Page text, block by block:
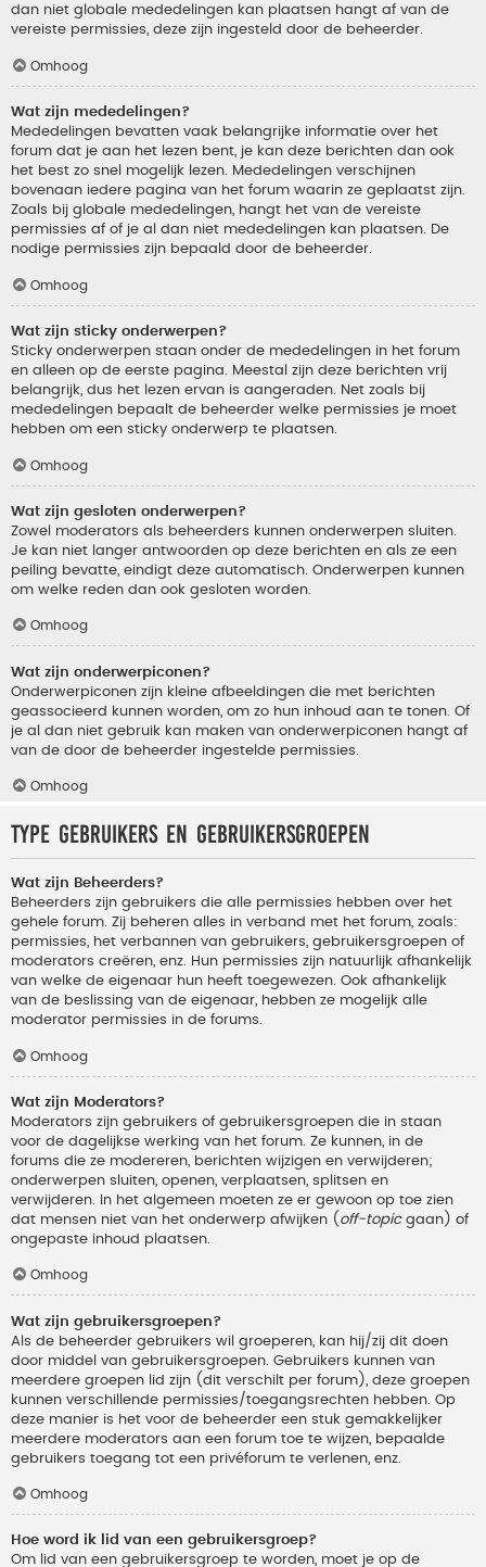
dan niet globale mededelingen kan plaatsen hangt af van de
vereiste permissies, deze zijn ingesteld door de beheerder.
Omhoog
Wat zijn mededelingen?
Mededelingen bevatten vaak belangrijke informatie over het
forum dat je aan het lezen bent, je kan deze berichten dan ook
het best zo snel mogelijk lezen. Mededelingen verschijnen
bovenaan iedere pagina van het forum waarin ze geplaatst zijn.
Zoals bij globale mededelingen, hangt het van de vereiste
permissies af of je al dan niet mededelingen kan plaatsen. De
nodige permissies zijn bepaald door de beheerder.
Omhoog
Wat zijn sticky onderwerpen?
Sticky onderwerpen staan onder de mededelingen in het forum
en alleen op de eerste pagina. Meestal zijn deze berichten vrij
belangrijk, dus het lezen ervan is aangeraden. Net zoals bij
mededelingen bepaalt de beheerder welke permissies je moet
hebben om een sticky onderwerp te plaatsen.
Omhoog
Wat zijn gesloten onderwerpen?
Zowel moderators als beheerders kunnen onderwerpen sluiten.
Je kan niet langer antwoorden op deze berichten en als ze een
peiling bevatte, eindigt deze automatisch. Onderwerpen kunnen
om welke reden dan ook gesloten worden.
Omhoog
Wat zijn onderwerpiconen?
Onderwerpiconen zijn kleine afbeeldingen die met berichten
geassocieerd kunnen worden, om zo hun inhoud aan te tonen. Of
je al dan niet gebruik kan maken van onderwerpiconen hangt af
van de door de beheerder ingestelde permissies.
Omhoog
Type gebruikers en gebruikersgroepen
Wat zijn Beheerders?
Beheerders zijn gebruikers die alle permissies hebben over het
gehele forum. Zij beheren alles in verband met het forum, zoals:
permissies, het verbannen van gebruikers, gebruikersgroepen of
moderators creëren, enz. Hun permissies zijn natuurlijk afhankelijk
van welke de eigenaar hun heeft toegewezen. Ook afhankelijk
van de beslissing van de eigenaar, hebben ze mogelijk alle
moderator permissies in de forums.
Omhoog
Wat zijn Moderators?
Moderators zijn gebruikers of gebruikersgroepen die in staan
voor de dagelijkse werking van het forum. Ze kunnen, in de
forums die ze modereren, berichten wijzigen en verwijderen;
onderwerpen sluiten, openen, verplaatsen, splitsen en
verwijderen. In het algemeen moeten ze er gewoon op toe zien
dat mensen niet van het onderwerp afwijken ( off-topicgaan) of
ongepaste inhoud plaatsen.
Omhoog
Wat zijn gebruikersgroepen?
Als de beheerder gebruikers wil groeperen, kan hij/zij dit doen
door middel van gebruikersgroepen. Gebruikers kunnen van
meerdere groepen lid zijn (dit verschilt per forum), deze groepen
kunnen verschillende permissies/toegangsrechten hebben. Op
deze manier is het voor de beheerder een stuk gemakkelijker
meerdere moderators aan een forum toe te wijzen, bepaalde
gebruikers toegang tot een privéforum te verlenen, enz.
Omhoog
Hoe word ik lid van een gebruikersgroep?
Om lid van een gebruikersgroep te worden, moet je op de